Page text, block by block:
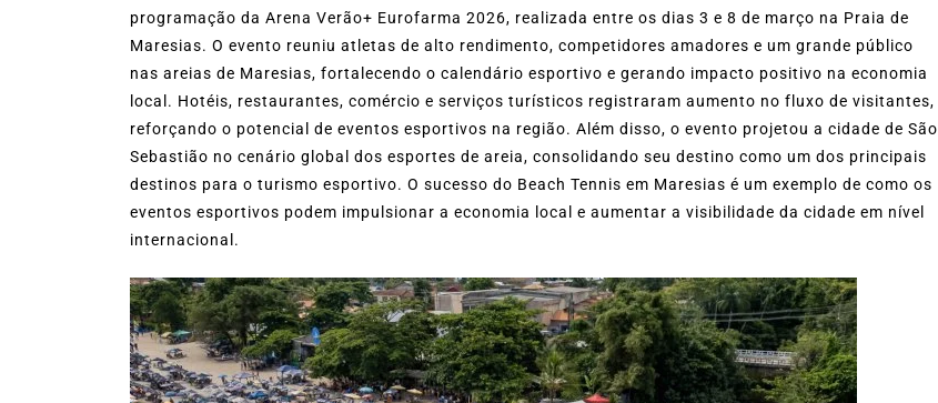
programação da Arena Verão+ Eurofarma 2026, realizada entre os dias 3 e 8 de março na Praia de
Maresias. O evento reuniu atletas de alto rendimento, competidores amadores e um grande público
nas areias de Maresias, fortalecendo o calendário esportivo e gerando impacto positivo na economia
local. Hotéis, restaurantes, comércio e serviços turísticos registraram aumento no fluxo de visitantes,
reforçando o potencial de eventos esportivos na região. Além disso, o evento projetou a cidade de São
Sebastião no cenário global dos esportes de areia, consolidando seu destino como um dos principais
destinos para o turismo esportivo. O sucesso do Beach Tennis em Maresias é um exemplo de como os
eventos esportivos podem impulsionar a economia local e aumentar a visibilidade da cidade em nível
internacional.